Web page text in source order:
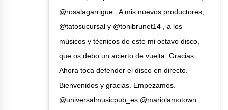
@rosalagarrigue . A mis nuevos productores,
@tatosucursal y @tonibrunet14 , a los
músicos y técnicos de este mi octavo disco,
que os debo un acierto de vuelta. Gracias.
Ahora toca defender el disco en directo.
Bienvenidos y gracias. Empezamos.
@universalmusicpub_es @mariolamotown